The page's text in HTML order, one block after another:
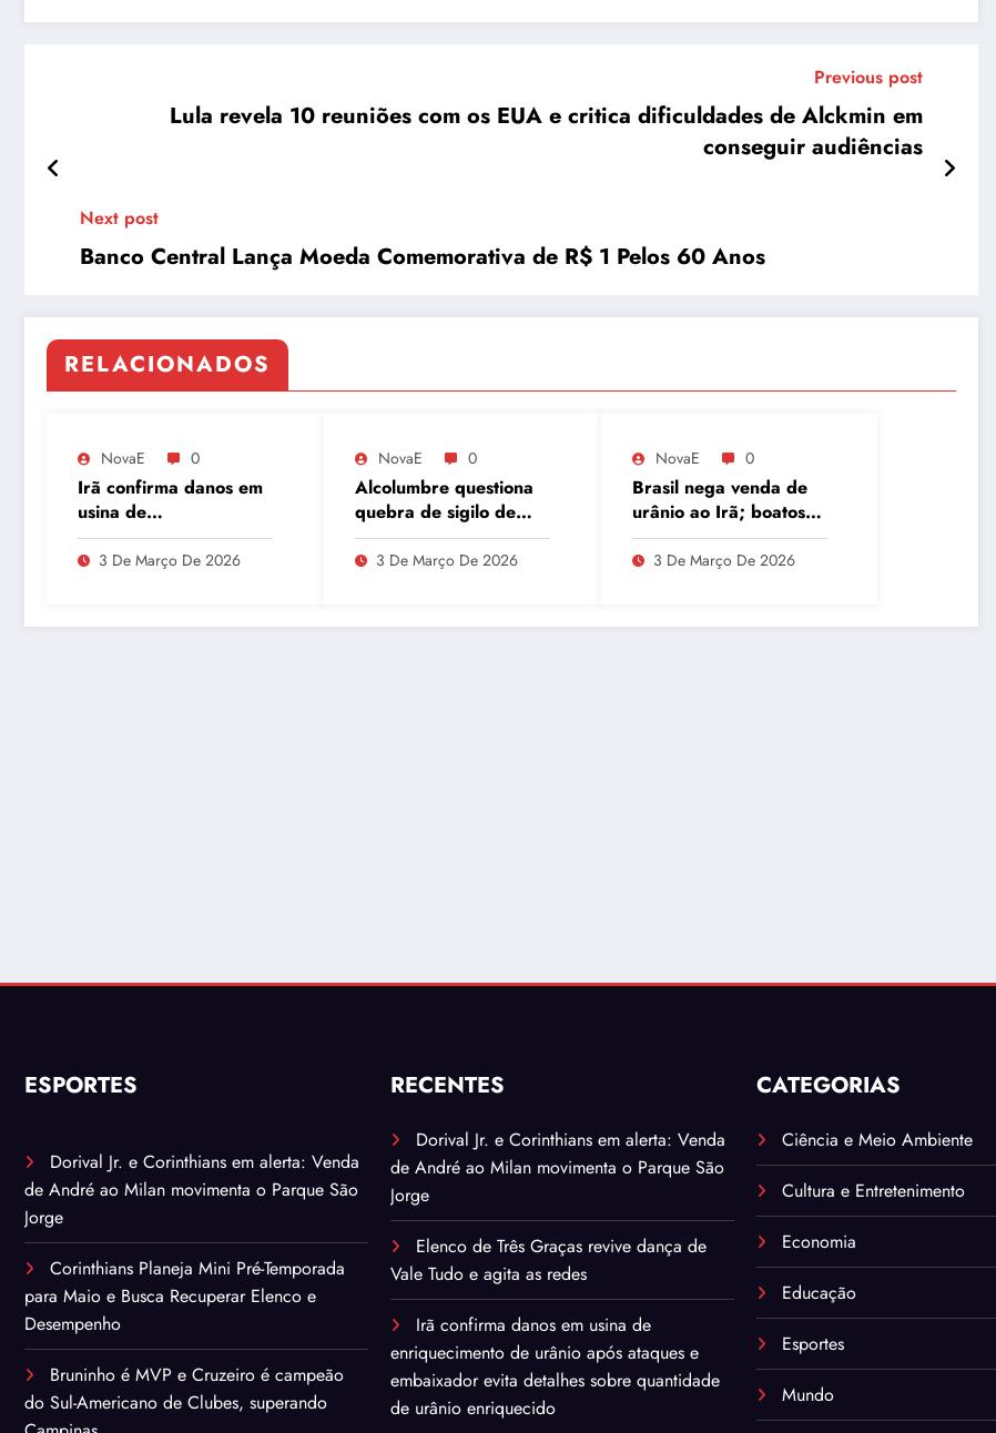
Previous post
Lula revela 10 reuniões com os EUA e critica dificuldades de Alckmin em
conseguir audiências
Next post
Banco Central Lança Moeda Comemorativa de R$ 1 Pelos 60 Anos
RELACIONADOS
NovaE 0
Irã confirma danos em
usina de
enriquecimento de
urânio após ataques e
quantidade de urânio
3 De Março De 2026
NovaE 0
Alcolumbre questiona
quebra de sigilo de
Lulinha em meio a
divergências na CPMI
3 De Março De 2026
NovaE 0
Brasil nega venda de
urânio ao Irã; boatos
associam Ucrânia e
Oriente Médio
3 De Março De 2026
ESPORTES
Dorival Jr. e Corinthians em alerta: Venda
de André ao Milan movimenta o Parque São
Jorge
Corinthians Planeja Mini Pré-Temporada
para Maio e Busca Recuperar Elenco e
Desempenho
Bruninho é MVP e Cruzeiro é campeão
do Sul-Americano de Clubes, superando
RECENTES
Dorival Jr. e Corinthians em alerta: Venda
de André ao Milan movimenta o Parque São
Jorge
Elenco de Três Graças revive dança de
Vale Tudo e agita as redes
Irã confirma danos em usina de
enriquecimento de urânio após ataques e
embaixador evita detalhes sobre quantidade
de urânio enriquecido
CATEGORIAS
Ciência e Meio Ambiente
Cultura e Entretenimento
Economia
Educação
Esportes
Mundo